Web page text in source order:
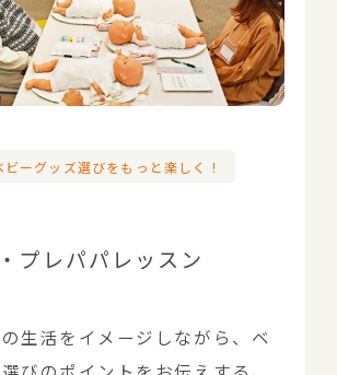
ーグッズ選びをもっと楽しく！
プレパパレッスン
生活をイメージしながら、ベ